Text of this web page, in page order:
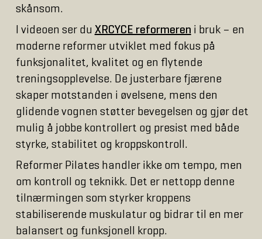
skånsom.
I videoen ser du XRCYCE reformeren i bruk – en
moderne reformer utviklet med fokus på
funksjonalitet, kvalitet og en flytende
treningsopplevelse. De justerbare fjærene
skaper motstanden i øvelsene, mens den
glidende vognen støtter bevegelsen og gjør det
mulig å jobbe kontrollert og presist med både
styrke, stabilitet og kroppskontroll.
Reformer Pilates handler ikke om tempo, men
om kontroll og teknikk. Det er nettopp denne
tilnærmingen som styrker kroppens
stabiliserende muskulatur og bidrar til en mer
balansert og funksjonell kropp.